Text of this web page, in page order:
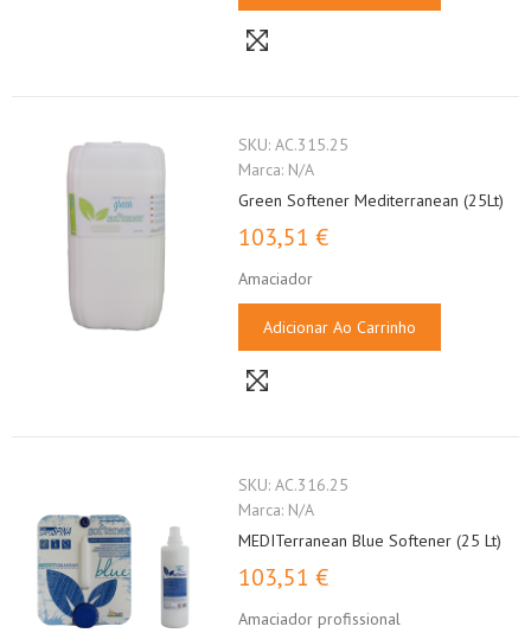
SKU:AC.315.25
Marca: N/A
Green Softener Mediterranean (25Lt)
103,51 €
Amaciador
Adicionar Ao Carrinho
SKU:AC.316.25
Marca: N/A
MEDITerranean Blue Softener (25 Lt)
103,51 €
Amaciador profissional